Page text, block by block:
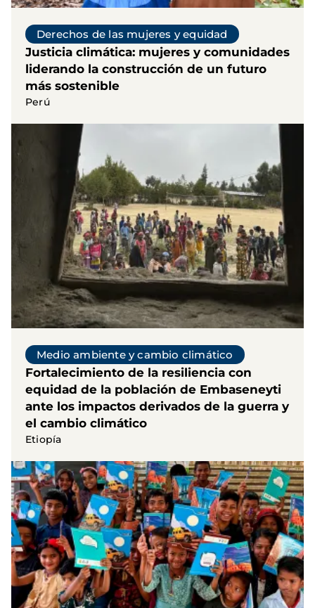
Derechos de las mujeres y equidad
Justicia climática: mujeres y comunidades
liderando la construcción de un futuro
más sostenible
Perú
Medio ambiente y cambio climático
Fortalecimiento de la resiliencia con
equidad de la población de Embaseneyti
ante los impactos derivados de la guerra y
el cambio climático
Etiopía